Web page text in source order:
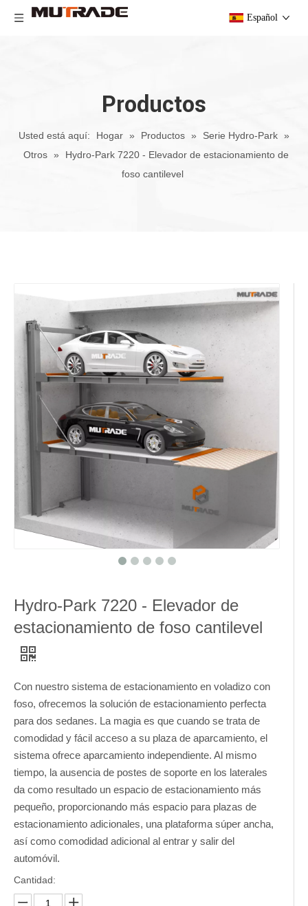
Español
Productos
Usted está aquí: Hogar » Productos » Serie Hydro-Park »
Otros »
Hydro-Park 7220 - Elevador de estacionamiento de
foso cantilevel
Hydro-Park 7220 - Elevador de
estacionamiento de foso cantilevel
Con nuestro sistema de estacionamiento en voladizo con
foso, ofrecemos la solución de estacionamiento perfecta
para dos sedanes. La magia es que cuando se trata de
comodidad y fácil acceso a su plaza de aparcamiento, el
sistema ofrece aparcamiento independiente. Al mismo
tiempo, la ausencia de postes de soporte en los laterales
da como resultado un espacio de estacionamiento más
pequeño, proporcionando más espacio para plazas de
estacionamiento adicionales, una plataforma súper ancha,
así como comodidad adicional al entrar y salir del
automóvil.
Cantidad: